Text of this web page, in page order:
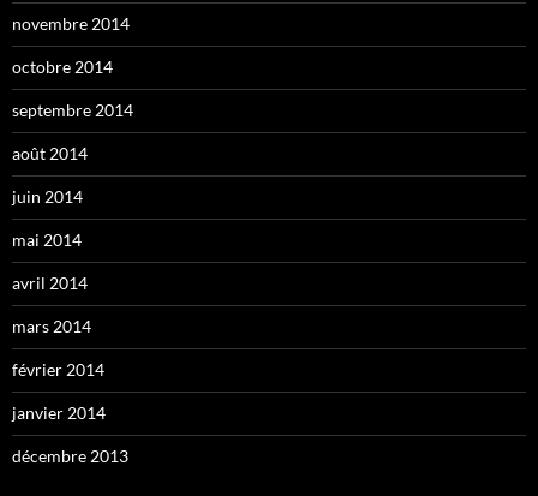
novembre 2014
octobre 2014
septembre 2014
août 2014
juin 2014
mai 2014
avril 2014
mars 2014
février 2014
janvier 2014
décembre 2013